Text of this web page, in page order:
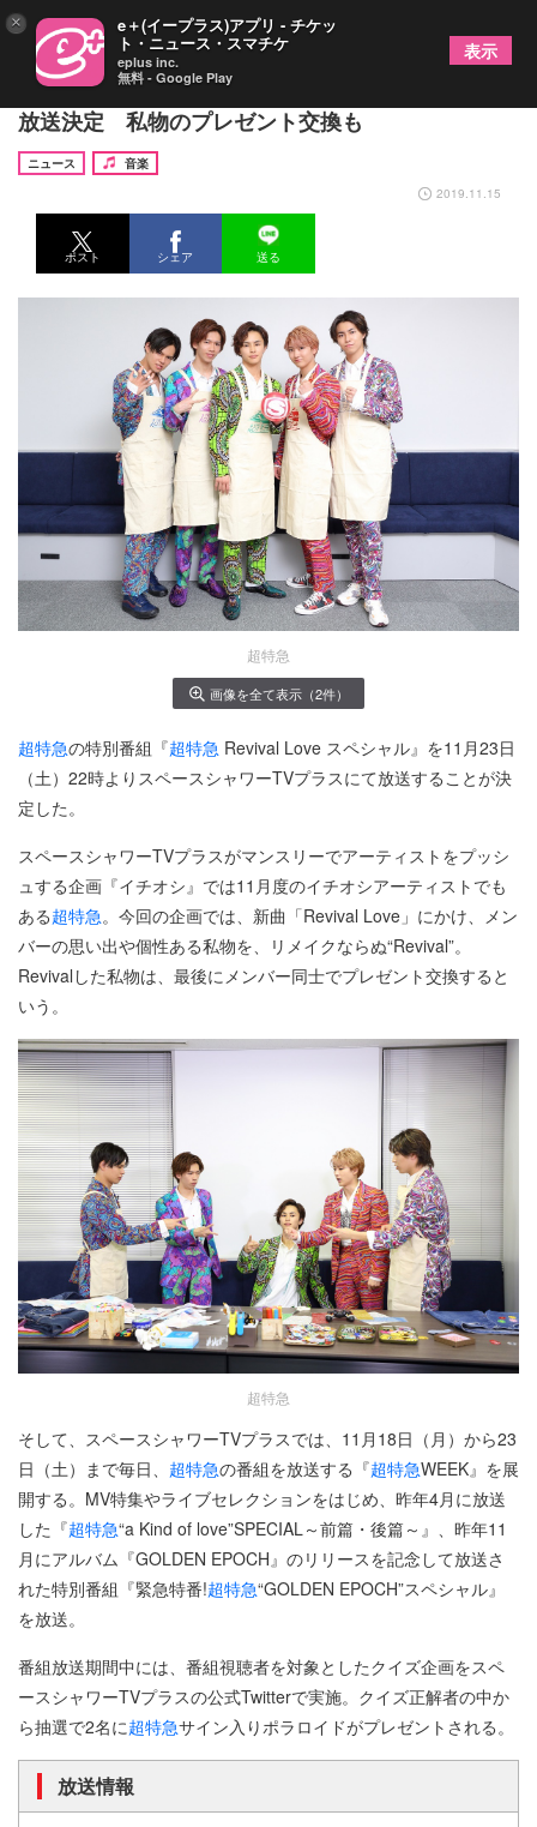
超特急、特別番組をスペースシャワーTVプラスで
放送決定 私物のプレゼント交換も
ニュース
音楽
2019.11.15
ポスト シェア 送る
超特急
画像を全て表示（2件）
超特急の特別番組『超特急 Revival Love スペシャル』を11月23日
（土）22時よりスペースシャワーTVプラスにて放送することが決
定した。
スペースシャワーTVプラスがマンスリーでアーティストをプッシ
ュする企画『イチオシ』では11月度のイチオシアーティストでも
ある超特急。今回の企画では、新曲「Revival Love」にかけ、メン
バーの思い出や個性ある私物を、リメイクならぬ“Revival”。
Revivalした私物は、最後にメンバー同士でプレゼント交換すると
いう。
超特急
そして、スペースシャワーTVプラスでは、11月18日（月）から23
日（土）まで毎日、 超特急の番組を放送する『超特急WEEK』を展
開する。MV特集やライブセレクションをはじめ、昨年4月に放送
した『超特急“a Kind of love”SPECIAL～前篇・後篇～』、昨年11
月にアルバム『GOLDEN EPOCH』のリリースを記念して放送さ
れた特別番組『緊急特番!超特急“GOLDEN EPOCH”スペシャル』
を放送。
番組放送期間中には、番組視聴者を対象としたクイズ企画をスペ
ースシャワーTVプラスの公式Twitterで実施。クイズ正解者の中か
ら抽選で2名に超特急サイン入りポラロイドがプレゼントされる。
放送情報
× e＋(イープラス)アプリ - チケッ
ト・ニュース・スマチケ
eplus inc.
無料 - Google Play
表示